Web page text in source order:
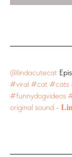
@lindacutecat
#viral #cat #cats
#funnydogvideos
original sound -